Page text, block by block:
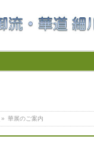
» 華展のご案内